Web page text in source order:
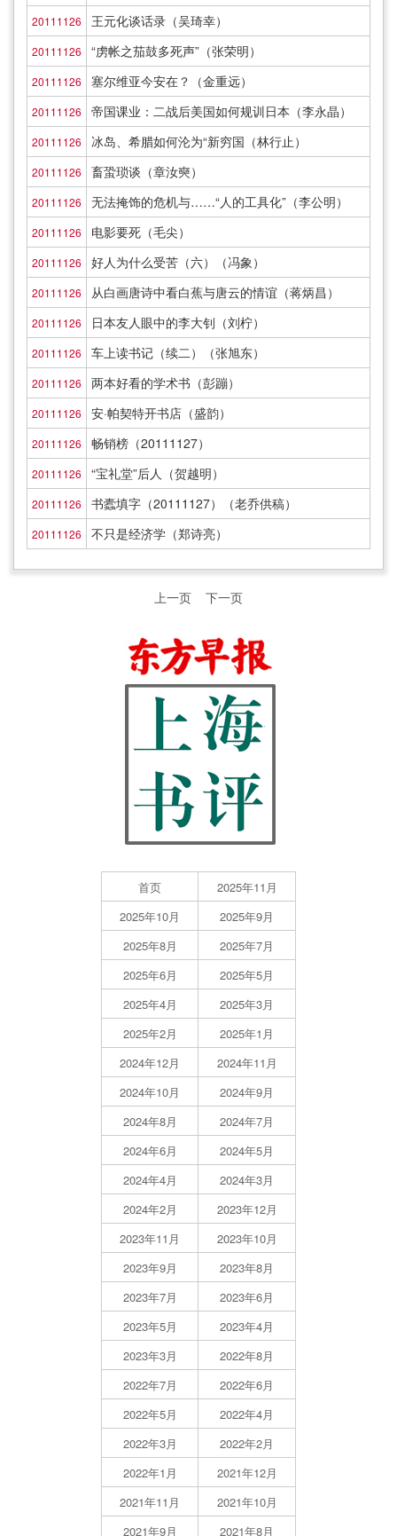
20111126 王元化谈话录（吴琦幸）
20111126 “虏帐之茄鼓多死声”（张荣明）
20111126 塞尔维亚今安在？（金重远）
20111126 帝国课业：二战后美国如何规训日本（李永晶）
20111126 冰岛、希腊如何沦为“新穷国（林行止）
20111126 畜蛩琐谈（章汝奭）
20111126 无法掩饰的危机与……“人的工具化”（李公明）
20111126 电影要死（毛尖）
20111126 好人为什么受苦（六）（冯象）
20111126 从白画唐诗中看白蕉与唐云的情谊（蒋炳昌）
20111126 日本友人眼中的李大钊（刘柠）
20111126 车上读书记（续二）（张旭东）
20111126 两本好看的学术书（彭蹦）
20111126 安·帕契特开书店（盛韵）
20111126 畅销榜（20111127）
20111126 “宝礼堂”后人（贺越明）
20111126 书蠹填字（20111127）（老乔供稿）
20111126 不只是经济学（郑诗亮）
上一页 下一页
首页
2025年11月
2025年10月
2025年9月
2025年8月
2025年7月
2025年6月
2025年5月
2025年4月
2025年3月
2025年2月
2025年1月
2024年12月
2024年11月
2024年10月
2024年9月
2024年8月
2024年7月
2024年6月
2024年5月
2024年4月
2024年3月
2024年2月
2023年12月
2023年11月
2023年10月
2023年9月
2023年8月
2023年7月
2023年6月
2023年5月
2023年4月
2023年3月
2022年8月
2022年7月
2022年6月
2022年5月
2022年4月
2022年3月
2022年2月
2022年1月
2021年12月
2021年11月
2021年10月
2021年9月
2021年8月